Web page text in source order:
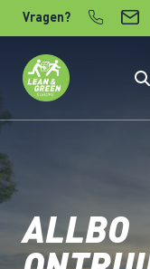
Verder naar content
Vragen?
ALLBO